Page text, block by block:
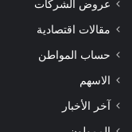
عروض الشركات
مقالات اقتصادية
حساب المواطن
الاسهم
آخر الأخبار